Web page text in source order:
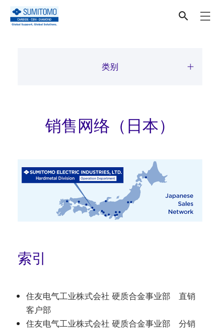
公司
类别
销售网络（日本）
索引
住友电气工业株式会社 硬质合金事业部 直销
客户部
住友电气工业株式会社 硬质合金事业部 分销